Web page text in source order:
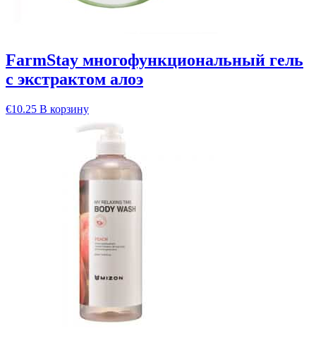
FarmStay многофункциональный гель
с экстрактом алоэ
€10.25 В корзину